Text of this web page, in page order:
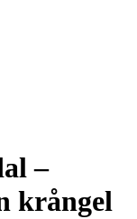
–
krångel